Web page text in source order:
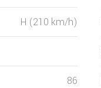
H (210 km/h)
86